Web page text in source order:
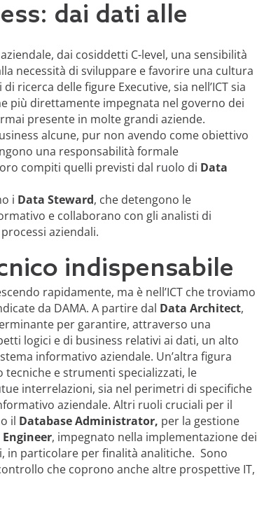
dai dati alle
dai cosiddetti C-level, una sensibilità
necessità di sviluppare e favorire una cultura
ricerca delle figure Executive, sia nell’ICT sia
più direttamente impegnata nel governo dei
presente in molte grandi aziende.
alcune, pur non avendo come obiettivo
una responsabilità formale
compiti quelli previsti dal ruolo di Data
i Data Steward, che detengono le
e collaborano con gli analisti di
aziendali.
indispensabile
rapidamente, ma è nell’ICT che troviamo
da DAMA. A partire dal Data Architect,
per garantire, attraverso una
logici e di business relativi ai dati, un alto
informativo aziendale. Un’altra figura
e strumenti specializzati, le
interrelazioni, sia nel perimetri di specifiche
aziendale. Altri ruoli cruciali per il
il Database Administrator, per la gestione
, impegnato nella implementazione dei
in particolare per finalità analitiche. Sono
che coprono anche altre prospettive IT,